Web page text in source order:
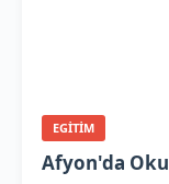
EGITIM
Afyon'da